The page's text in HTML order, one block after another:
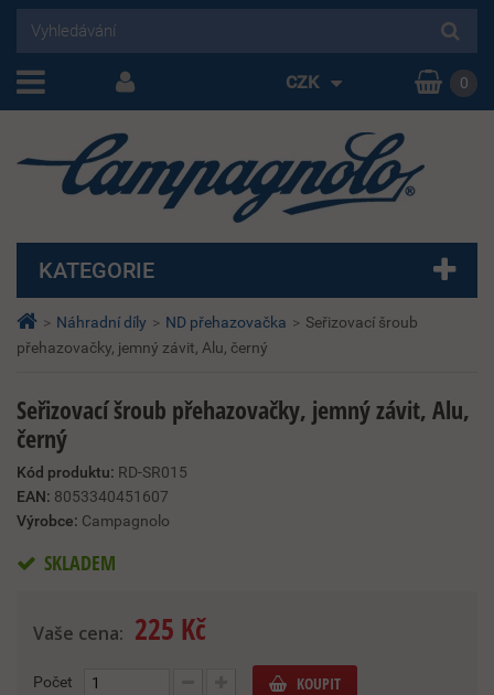
> Náhradní díly > ND přehazovačka > Seřizovací šroub
přehazovačky, jemný závit, Alu, černý
Seřizovací šroub přehazovačky, jemný závit, Alu,
černý
Kód produktu: RD-SR015
EAN: 8053340451607
Výrobce: Campagnolo
SKLADEM
Vaše cena: 225 Kč
Počet KOUPIT
KATEGORIE
CZK 0